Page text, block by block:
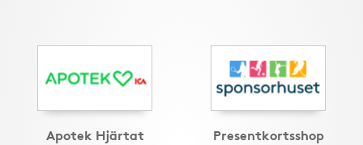
Apotek Hjärtat Presentkortsshop